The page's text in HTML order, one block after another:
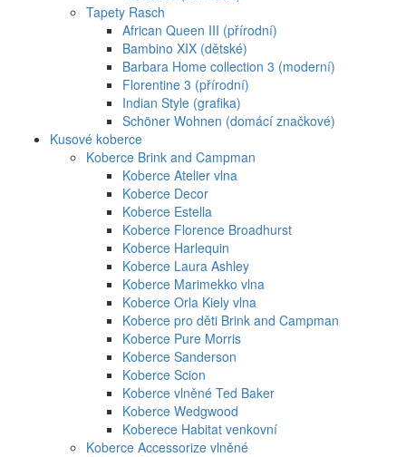
Tapety Rasch
African Queen III (přírodní)
Bambino XIX (dětské)
Barbara Home collection 3 (moderní)
Florentine 3 (přírodní)
Indian Style (grafika)
Schöner Wohnen (domácí značkové)
Kusové koberce
Koberce Brink and Campman
Koberce Atelier vlna
Koberce Decor
Koberce Estella
Koberce Florence Broadhurst
Koberce Harlequin
Koberce Laura Ashley
Koberce Marimekko vlna
Koberce Orla Kiely vlna
Koberce pro děti Brink and Campman
Koberce Pure Morris
Koberce Sanderson
Koberce Scion
Koberce vlněné Ted Baker
Koberce Wedgwood
Koberece Habitat venkovní
Koberce Accessorize vlněné